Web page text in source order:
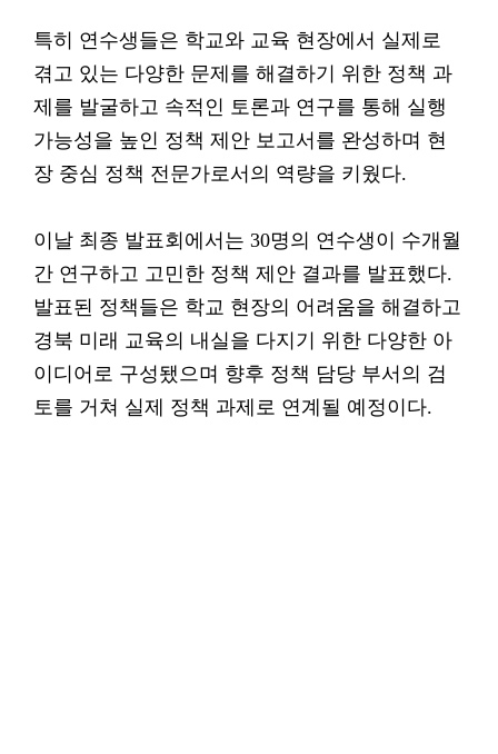
특히 연수생들은 학교와 교육 현장에서 실제로
겪고 있는 다양한 문제를 해결하기 위한 정책 과
제를 발굴하고 속적인 토론과 연구를 통해 실행
가능성을 높인 정책 제안 보고서를 완성하며 현
장 중심 정책 전문가로서의 역량을 키웠다.
이날 최종 발표회에서는 30명의 연수생이 수개월
간 연구하고 고민한 정책 제안 결과를 발표했다.
발표된 정책들은 학교 현장의 어려움을 해결하고
경북 미래 교육의 내실을 다지기 위한 다양한 아
이디어로 구성됐으며 향후 정책 담당 부서의 검
토를 거쳐 실제 정책 과제로 연계될 예정이다.